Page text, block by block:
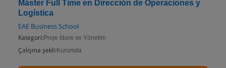
Máster Full Time en Dirección de Operaciones y
Logística
EAE Business School
Kategori: Proje İdare ve Yönetim
Çalışma şekli: Kurumda